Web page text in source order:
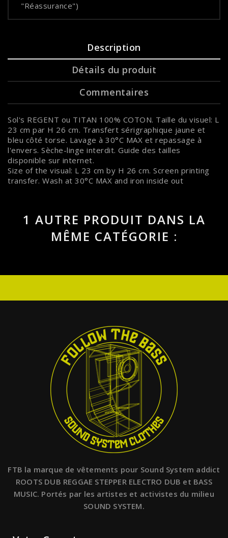
"Réassurance")
Description
Détails du produit
Commentaires
Sol's REGENT ou TITAN 100% COTON. Taille du visuel: L
23 cm par H 26 cm. Transfert sérigraphique jaune et
bleu côté torse. Lavage à 30°C MAX et repassage à
l'envers. Sèche-linge interdit. Guide des tailles
disponible sur internet.
Size of the visual: L 23 cm by H 26 cm. Screen printing
transfer. Wash at 30°C MAX and iron inside out
1 AUTRE PRODUIT DANS LA
MÊME CATÉGORIE :
FTB la marque de vêtements pour Sound System addict
ROOTS DUB REGGAE STEPPER ELECTRO DUB et BASS
MUSIC. Portés par les artistes et activistes du milieu
SOUND SYSTEM.